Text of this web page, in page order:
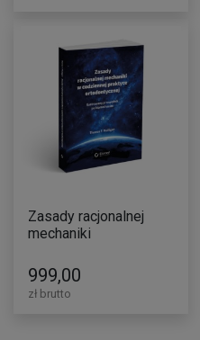
Zasady racjonalnej
mechaniki
999,00
zł brutto